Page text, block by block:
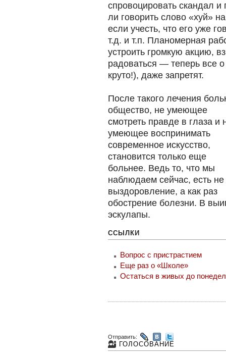
спровоцировать скандал
ли говорить слово «хуй»
если учесть, что его уже
т.д. и т.п. Планомерная
устроить громкую акцию,
радоваться — теперь все
круто!), даже запретят.
После такого лечения
общество, не умеющее
смотреть правде в глаза и
умеющее воспринимать
современное искусство,
становится только еще
больнее. Ведь то, что мы
наблюдаем сейчас, есть не
выздоровление, а как раз
обострение болезни. В
эскулапы.
ССЫЛКИ
Вопрос с пристрастием
Еще раз о «Школе»
Остаться в живых до
Отправить:
ГОЛОСОВАНИЕ